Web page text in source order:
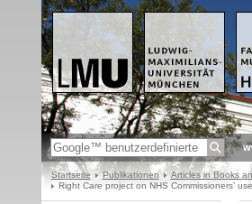
Startseite Publikationen
Articles in Books
Right Care project on NHS Commissioners’